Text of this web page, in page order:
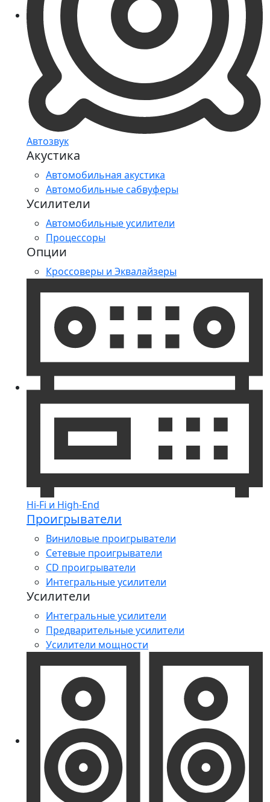
Автозвук
Акустика
Автомобильная акустика
Автомобильные сабвуферы
Усилители
Автомобильные усилители
Процессоры
Опции
Кроссоверы и Эквалайзеры
Hi-Fi и High-End
Проигрыватели
Виниловые проигрыватели
Сетевые проигрыватели
CD проигрыватели
Интегральные усилители
Усилители
Интегральные усилители
Предварительные усилители
Усилители мощности